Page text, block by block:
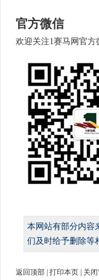
官方微信
欢迎关注1赛马网官方
本网站有部分内容
们及时给予删除等
返回顶部 打印本页 关闭